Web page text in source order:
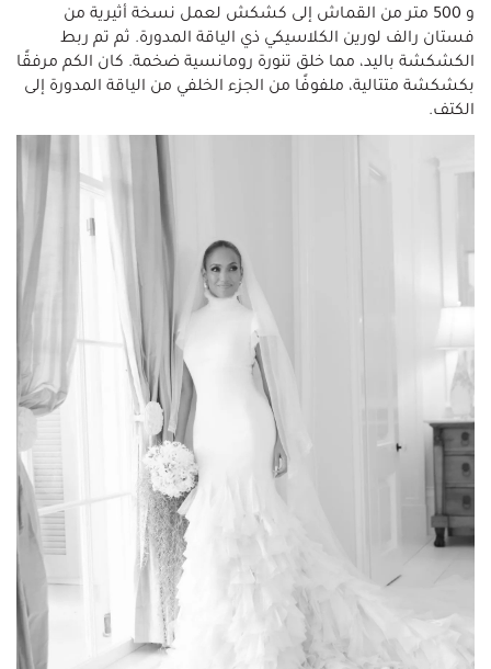
و 500 متر من القماش إلى كشكش لعمل نسخة أثيرية من
فستان رالف لورين الكلاسيكي ذي الياقة المدورة. ثم تم ربط
الكشكشة باليد، مما خلق تنورة رومانسية ضخمة. كان الكم مرفقًا
بكشكشة متتالية، ملفوفًا من الجزء الخلفي من الياقة المدورة إلى
الكتف.